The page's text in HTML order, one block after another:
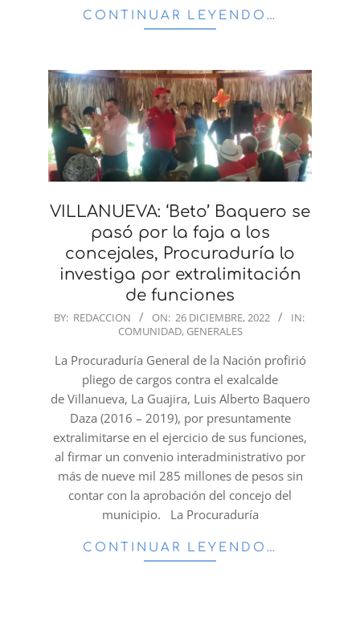
CONTINUAR LEYENDO…
VILLANUEVA: ‘Beto’ Baquero se
pasó por la faja a los
concejales, Procuraduría lo
investiga por extralimitación
de funciones
2022-
26
BY: REDACCION ON: 26 DICIEMBRE, 2022
IN:
COMUNIDAD, GENERALES
La Procuraduría General de la Nación profirió
pliego de cargos contra el exalcalde
de Villanueva, La Guajira, Luis Alberto Baquero
Daza (2016 – 2019), por presuntamente
extralimitarse en el ejercicio de sus funciones,
al firmar un convenio interadministrativo por
más de nueve mil 285 millones de pesos sin
contar con la aprobación del concejo del
municipio. La Procuraduría
CONTINUAR LEYENDO…